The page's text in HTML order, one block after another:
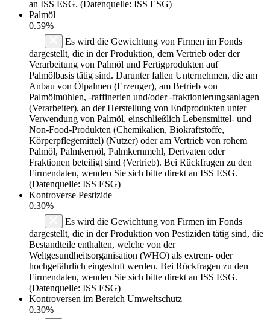
an ISS ESG. (Datenquelle: ISS ESG)
Palmöl
0.59%
Es wird die Gewichtung von Firmen im Fonds
dargestellt, die in der Produktion, dem Vertrieb oder der
Verarbeitung von Palmöl und Fertigprodukten auf
Palmölbasis tätig sind. Darunter fallen Unternehmen, die am
Anbau von Ölpalmen (Erzeuger), am Betrieb von
Palmölmühlen, -raffinerien und/oder -fraktionierungsanlagen
(Verarbeiter), an der Herstellung von Endprodukten unter
Verwendung von Palmöl, einschließlich Lebensmittel- und
Non-Food-Produkten (Chemikalien, Biokraftstoffe,
Körperpflegemittel) (Nutzer) oder am Vertrieb von rohem
Palmöl, Palmkernöl, Palmkernmehl, Derivaten oder
Fraktionen beteiligt sind (Vertrieb). Bei Rückfragen zu den
Firmendaten, wenden Sie sich bitte direkt an ISS ESG.
(Datenquelle: ISS ESG)
Kontroverse Pestizide
0.30%
Es wird die Gewichtung von Firmen im Fonds
dargestellt, die in der Produktion von Pestiziden tätig sind, die
Bestandteile enthalten, welche von der
Weltgesundheitsorganisation (WHO) als extrem- oder
hochgefährlich eingestuft werden. Bei Rückfragen zu den
Firmendaten, wenden Sie sich bitte direkt an ISS ESG.
(Datenquelle: ISS ESG)
Kontroversen im Bereich Umweltschutz
0.30%